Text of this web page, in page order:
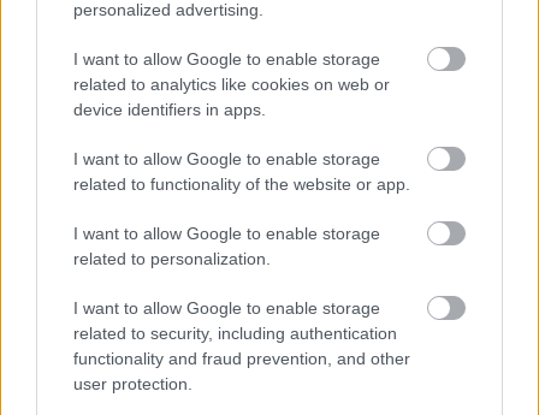
personalized advertising.
I want to allow Google to enable storage
related to analytics like cookies on web or
device identifiers in apps.
I want to allow Google to enable storage
related to functionality of the website or app.
I want to allow Google to enable storage
related to personalization.
I want to allow Google to enable storage
related to security, including authentication
functionality and fraud prevention, and other
user protection.
YOUNG CHEF AWARD
Mizsei János (MÁK)
Kvasznicáné Marjai Flóra és Kvasznica Ferenc